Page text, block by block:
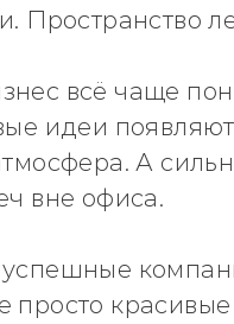
Пространство
всё чаще
идеи
А
вне офиса.